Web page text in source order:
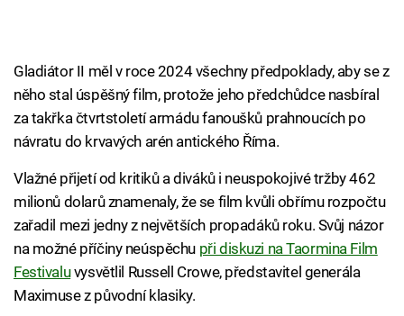
Gladiátor II měl v roce 2024 všechny předpoklady, aby se z
něho stal úspěšný film, protože jeho předchůdce nasbíral
za takřka čtvrtstoletí armádu fanoušků prahnoucích po
návratu do krvavých arén antického Říma.
Vlažné přijetí od kritiků a diváků i neuspokojivé tržby 462
milionů dolarů znamenaly, že se film kvůli obřímu rozpočtu
zařadil mezi jedny z největších propadáků roku. Svůj názor
na možné příčiny neúspěchu při diskuzi na Taormina Film
Festivaluvysvětlil Russell Crowe, představitel generála
Maximuse z původní klasiky.